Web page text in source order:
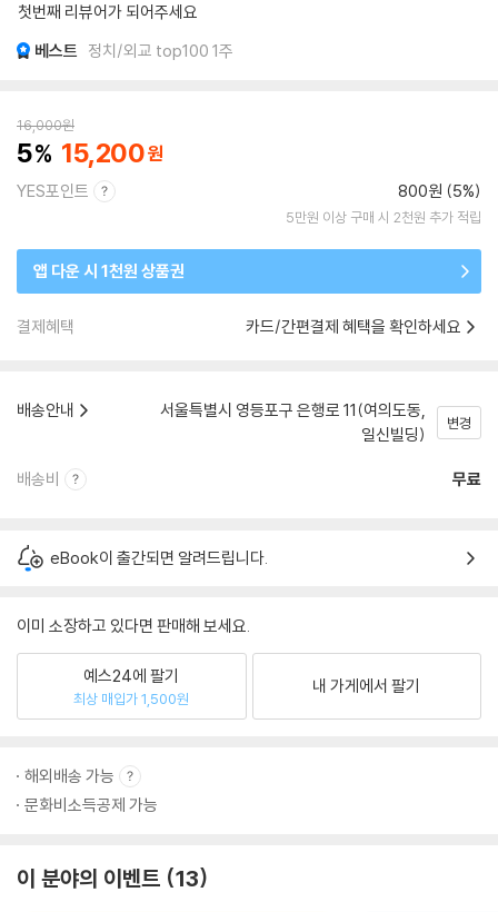
첫번째 리뷰어가 되어주세요
베스트 정치/외교 top100 1주
16,000원
5 15,200
YES포인트 800원 (5%)
5만원 이상 구매 시 2천원 추가 적립
앱 다운 시 1천원 상품권
결제혜택 카드/간편결제 혜택을 확인하세요
배송안내
서울특별시 영등포구 은행로 11(여의도동,
일신빌딩)
변경
배송비 무료
eBook이 출간되면 알려드립니다.
이미 소장하고 있다면 판매해 보세요.
예스24에 팔기
최상 매입가 1,500원
내 가게에서 팔기
해외배송 가능
문화비소득공제 가능
이 분야의 이벤트 13